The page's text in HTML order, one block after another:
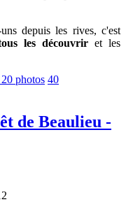
depuis les rives, c'est
les découvrir et les
photos 40
de Beaulieu -